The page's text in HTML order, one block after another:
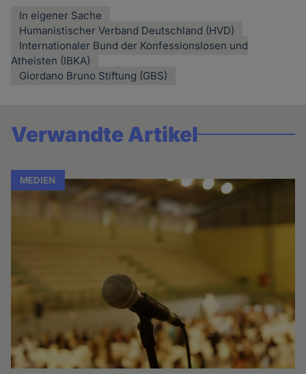
In eigener Sache
Humanistischer Verband Deutschland (HVD)
Internationaler Bund der Konfessionslosen und
Atheisten (IBKA)
Giordano Bruno Stiftung (GBS)
Verwandte Artikel
MEDIEN